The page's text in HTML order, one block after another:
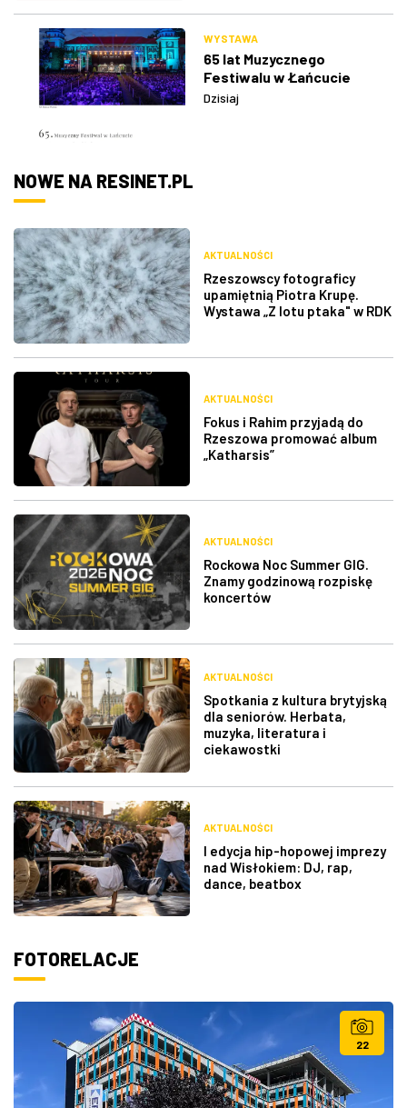
WYSTAWA
65 lat Muzycznego
Festiwalu w Łańcucie
Dzisiaj
NOWE NA RESINET.PL
AKTUALNOŚCI
Rzeszowscy fotograficy
upamiętnią Piotra Krupę.
Wystawa „Z lotu ptaka" w RDK
AKTUALNOŚCI
Fokus i Rahim przyjadą do
Rzeszowa promować album
„Katharsis”
AKTUALNOŚCI
Rockowa Noc Summer GIG.
Znamy godzinową rozpiskę
koncertów
AKTUALNOŚCI
Spotkania z kultura brytyjską
dla seniorów. Herbata,
muzyka, literatura i
ciekawostki
AKTUALNOŚCI
I edycja hip-hopowej imprezy
nad Wisłokiem: DJ, rap,
dance, beatbox
FOTORELACJE
22